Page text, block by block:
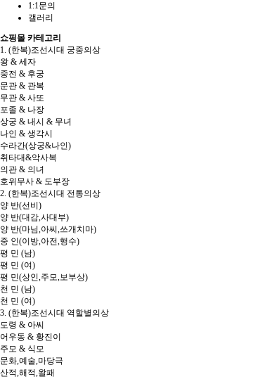
1:1문의
갤러리
쇼핑몰 카테고리
1. (한복)조선시대 궁중의상
왕 & 세자
중전 & 후궁
문관 & 관복
무관 & 사또
포졸 & 나장
상궁 & 내시 & 무녀
나인 & 생각시
수라간(상궁&나인)
취타대&악사복
의관 & 의녀
호위무사 & 도부장
2. (한복)조선시대 전통의상
양 반(선비)
양 반(대감,사대부)
양 반(마님,아씨,쓰개치마)
중 인(이방,아전,행수)
평 민 (남)
평 민 (여)
평 민(상인,주모,보부상)
천 민 (남)
천 민 (여)
3. (한복)조선시대 역할별의상
도령 & 아씨
어우동 & 황진이
주모 & 식모
문화,예술,마당극
산적,해적,왈패